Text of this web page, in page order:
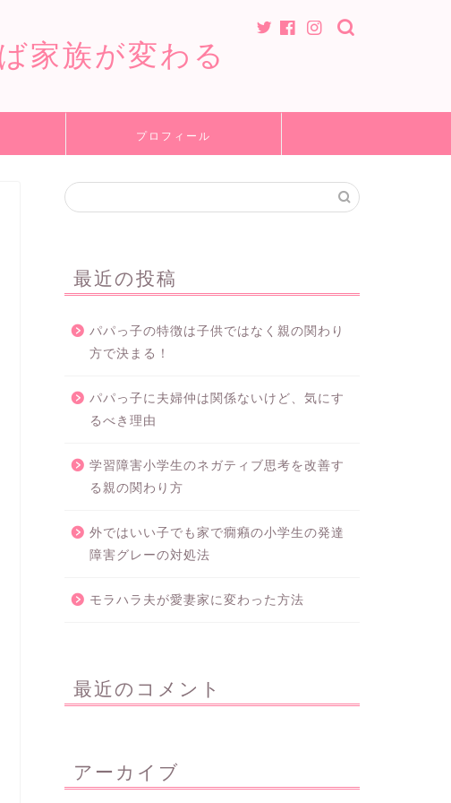
家族が変わる
プロフィール
最近の投稿
パパっ子の特徴は子供ではなく親の関わり
方で決まる！
パパっ子に夫婦仲は関係ないけど、気にす
るべき理由
学習障害小学生のネガティブ思考を改善す
る親の関わり方
外ではいい子でも家で癇癪の小学生の発達
障害グレーの対処法
モラハラ夫が愛妻家に変わった方法
最近のコメント
アーカイブ